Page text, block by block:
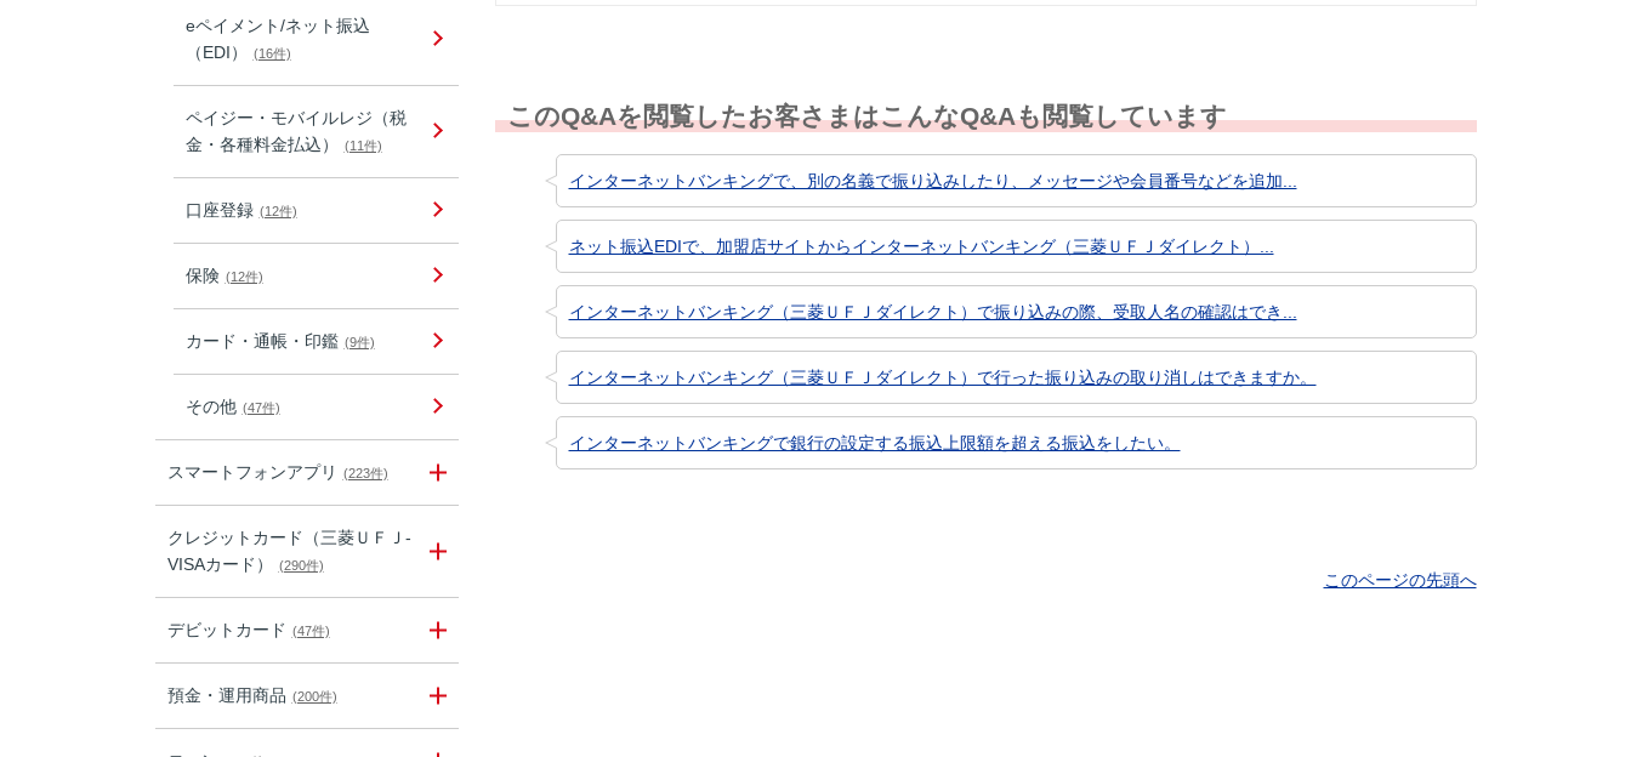
eペイメント/ネット振込
（EDI）
(16件)
ペイジー・モバイルレジ（税
金・各種料金払込）
(11件)
口座登録 (12件)
保険 (12件)
カード・通帳・印鑑 (9件)
その他 (47件)
スマートフォンアプリ (223件)
クレジットカード（三菱ＵＦＪ-
VISAカード）
(290件)
デビットカード (47件)
預金・運用商品 (200件)
このQ&Aを閲覧したお客さまはこんなQ&Aも閲覧しています
インターネットバンキングで、別の名義で振り込みしたり、メッセージや会員番号などを追加...
ネット振込EDIで、加盟店サイトからインターネットバンキング（三菱ＵＦＪダイレクト）...
インターネットバンキング（三菱ＵＦＪダイレクト）で振り込みの際、受取人名の確認はでき...
インターネットバンキング（三菱ＵＦＪダイレクト）で行った振り込みの取り消しはできますか。
インターネットバンキングで銀行の設定する振込上限額を超える振込をしたい。
このページの先頭へ